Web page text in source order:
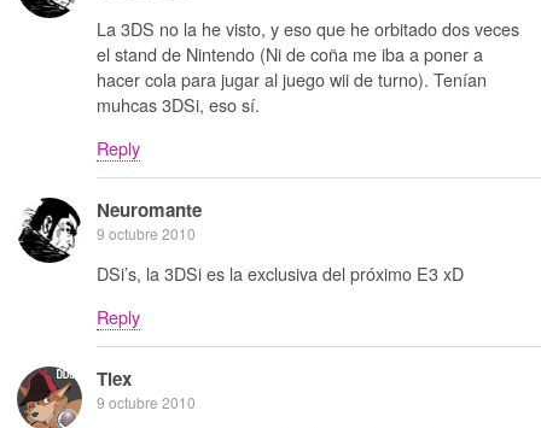
La 3DS no la he visto, y eso que he orbitado dos veces
el stand de Nintendo (Ni de coña me iba a poner a
hacer cola para jugar al juego wii de turno). Tenían
muhcas 3DSi, eso sí.
Reply
Neuromante
9 octubre 2010
DSi’s, la 3DSi es la exclusiva del próximo E3 xD
Reply
Tiex
9 octubre 2010